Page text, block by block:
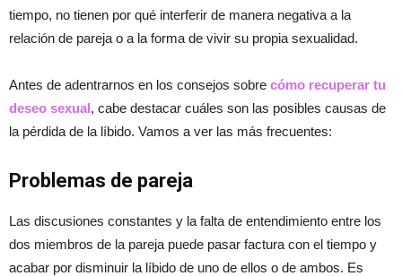
tiempo, no tienen por qué interferir de manera negativa a la
relación de pareja o a la forma de vivir su propia sexualidad.
Antes de adentrarnos en los consejos sobre cómo recuperar tu
deseo sexual, cabe destacar cuáles son las posibles causas de
la pérdida de la líbido. Vamos a ver las más frecuentes:
Problemas de pareja
Las discusiones constantes y la falta de entendimiento entre los
dos miembros de la pareja puede pasar factura con el tiempo y
acabar por disminuir la líbido de uno de ellos o de ambos. Es